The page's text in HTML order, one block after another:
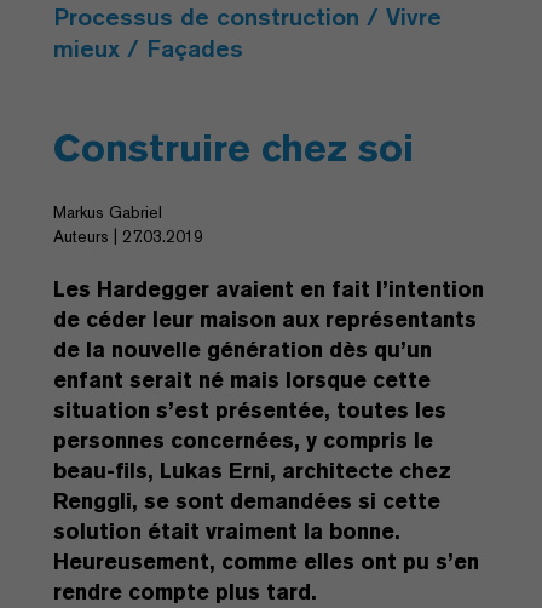
Processus de construction / Vivre
mieux / Façades
Construire chez soi
Markus Gabriel
Auteurs | 27.03.2019
Les Hardegger avaient en fait l’intention
de céder leur maison aux représentants
de la nouvelle génération dès qu’un
enfant serait né mais lorsque cette
situation s’est présentée, toutes les
personnes concernées, y compris le
beau-fils, Lukas Erni, architecte chez
Renggli, se sont demandées si cette
solution était vraiment la bonne.
Heureusement, comme elles ont pu s’en
rendre compte plus tard.